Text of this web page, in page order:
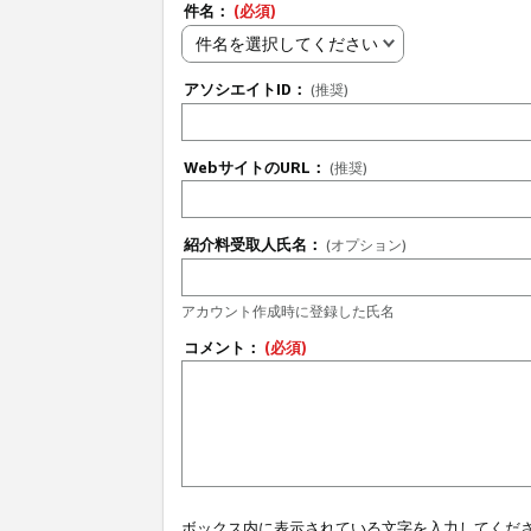
件名： (必須)
件名を選択してください
アソシエイトID： (推奨)
WebサイトのURL： (推奨)
紹介料受取人氏名： (オプション)
アカウント作成時に登録した氏名
コメント： (必須)